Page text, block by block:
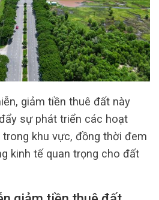
giảm tiền thuê đất này
sự phát triển các hoạt
khu vực, đồng thời đem
kinh tế quan trọng cho đất